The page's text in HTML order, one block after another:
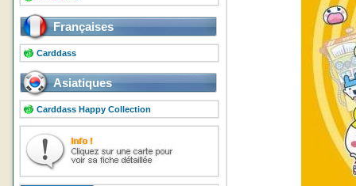
Françaises
Carddass
Asiatiques
Carddass Happy Collection